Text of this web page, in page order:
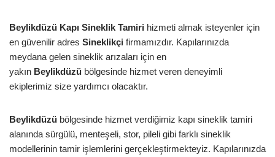
Beylikdüzü Kapı Sineklik Tamiri hizmeti almak isteyenler için
en güvenilir adres Sineklikçi firmamızdır. Kapılarınızda
meydana gelen sineklik arızaları için en
yakın Beylikdüzü bölgesinde hizmet veren deneyimli
ekiplerimiz size yardımcı olacaktır.
Beylikdüzü bölgesinde hizmet verdiğimiz kapı sineklik tamiri
alanında sürgülü, menteşeli, stor, pileli gibi farklı sineklik
modellerinin tamir işlemlerini gerçekleştirmekteyiz. Kapılarınızda